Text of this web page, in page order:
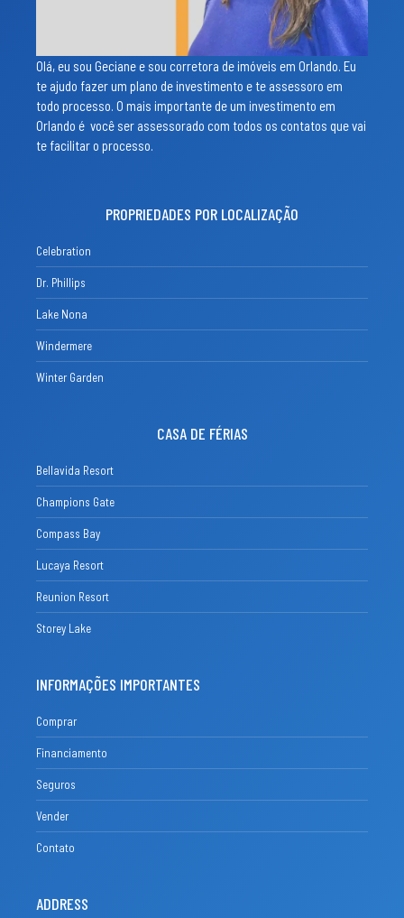
Olá, eu sou Geciane e sou corretora de imóveis em Orlando. Eu
te ajudo fazer um plano de investimento e te assessoro em
todo processo. O mais importante de um investimento em
Orlando é você ser assessorado com todos os contatos que vai
te facilitar o processo.
PROPRIEDADES POR LOCALIZAÇÃO
Celebration
Dr. Phillips
Lake Nona
Windermere
Winter Garden
CASA DE FÉRIAS
Bellavida Resort
Champions Gate
Compass Bay
Lucaya Resort
Reunion Resort
Storey Lake
INFORMAÇÕES IMPORTANTES
Comprar
Financiamento
Seguros
Vender
Contato
ADDRESS